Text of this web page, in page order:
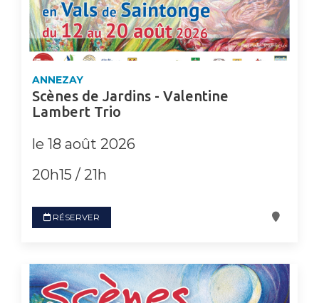
ANNEZAY
Scènes de Jardins - Valentine
Lambert Trio
le 18 août 2026
20h15 / 21h
RÉSERVER